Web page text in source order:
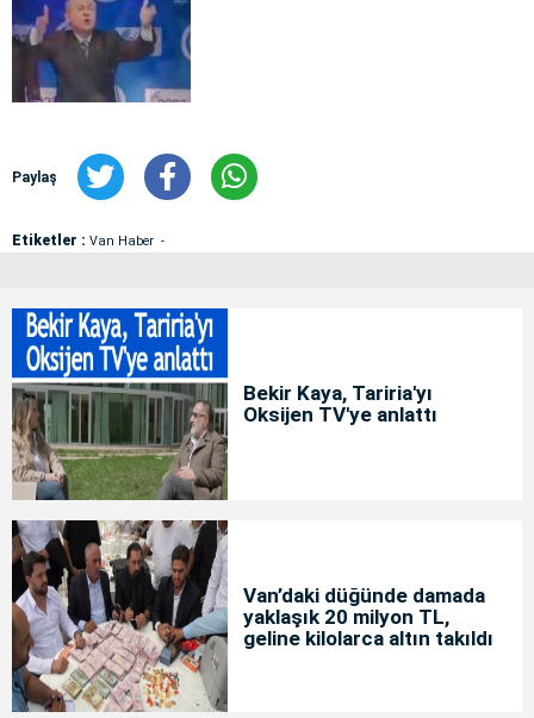
Paylaş
Etiketler : Van Haber
Bekir Kaya, Tariria'yı
Oksijen TV'ye anlattı
Van’daki düğünde damada
yaklaşık 20 milyon TL,
geline kilolarca altın takıldı